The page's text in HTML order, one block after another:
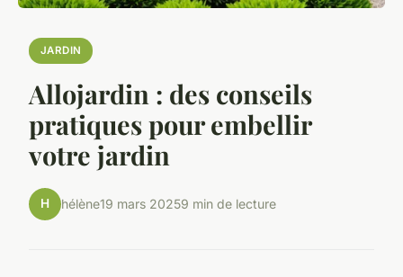
JARDIN
Allojardin : des conseils
pratiques pour embellir
votre jardin
H hélène19 mars 20259 min de lecture